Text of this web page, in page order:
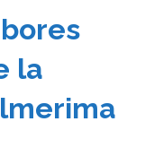
la